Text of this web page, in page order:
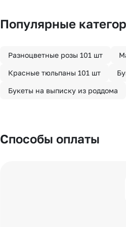
Популярные
Разноцветные розы 101 шт
Красные тюльпаны 101 шт
Букеты на выписку из роддома
Способы оплаты